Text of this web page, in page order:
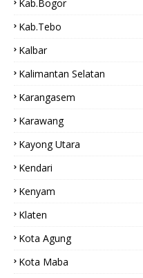
Kab.Bogor
Kab.tebo
Kalbar
Kalimantan Selatan
Karangasem
Karawang
Kayong Utara
Kendari
Kenyam
Klaten
Kota Agung
Kota Maba